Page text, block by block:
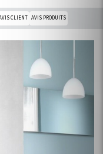
CLIENT AVIS PRODUITS